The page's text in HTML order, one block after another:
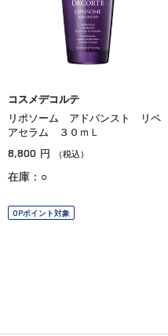
コスメデコルテ
リポソーム アドバンスト リペ
アセラム ３０ｍＬ
8,800 円 （税込）
在庫：○
OPポイント対象